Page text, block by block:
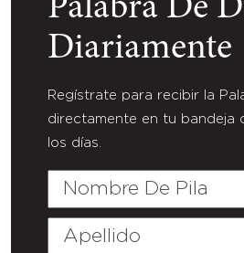
Palabra De
Diariamente
Regístrate para recibir la
directamente en tu bandeja
los días.
Nombre
Pila
Apellido